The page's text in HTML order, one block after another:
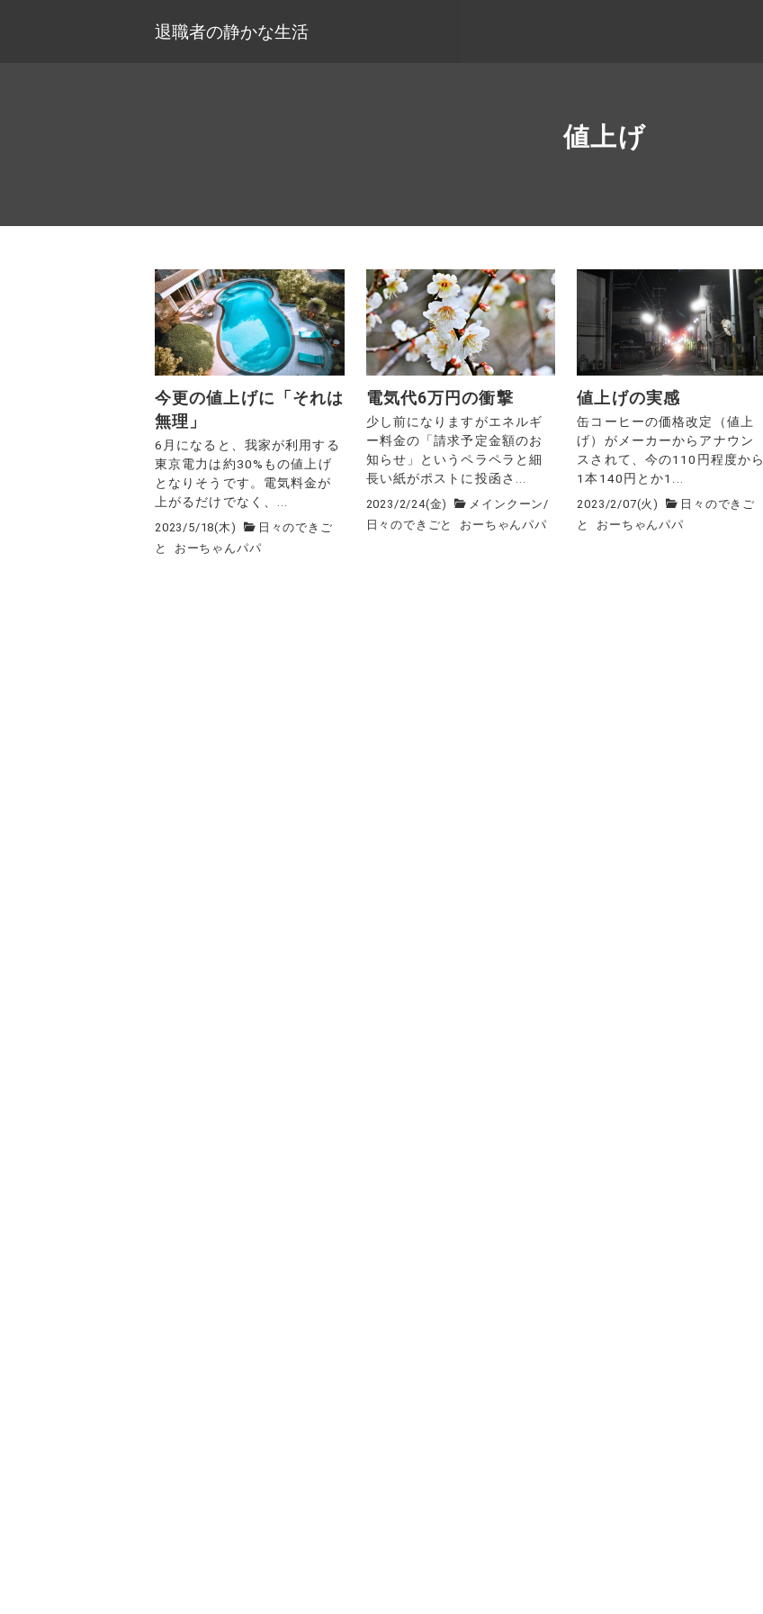
退職者の静かな生活
値上げ
今更の値上げに「それは
無理」
6月になると、我家が利用する
東京電力は約30%もの値上げ
となりそうです。電気料金が
上がるだけでなく、...
2023/5/18(木)
日々のできご
と
おーちゃんパパ
電気代6万円の衝撃
少し前になりますがエネルギ
ー料金の「請求予定金額のお
知らせ」というペラペラと細
長い紙がポストに投函さ...
2023/2/24(金) メインクーン/
日々のできごと
おーちゃんパパ
値上げの実感
缶コーヒーの価格改定（値上
げ）がメーカーからアナウン
スされて、今の110円程度から
1本140円とか1...
2023/2/07(火)
日々のできご
と
おーちゃんパパ